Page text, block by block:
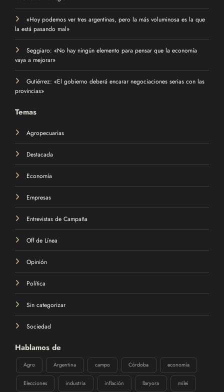
«Hoy podemos ver tres argentinas, pero la más voluminosa es la que
la está pasando mal»
Seggiaro: «No hay ningún elemento para pensar que la economía
vaya a mejorar»
Gutiérrez: «El gobierno deberá encarar negociaciones serias con las
provincias»
Temas
Agropecuarias
Destacada
Economía
Empresas
Entrevistas de Campaña
Off de Línea
Opinión
Política
Sin categorizar
Sociedad
Hablamos de
Agro Argentina campo Córdoba economía
Elecciones industria inflación llaryora milei